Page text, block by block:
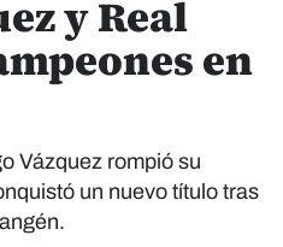
y Real
en
Vázquez rompió su
un nuevo título tras